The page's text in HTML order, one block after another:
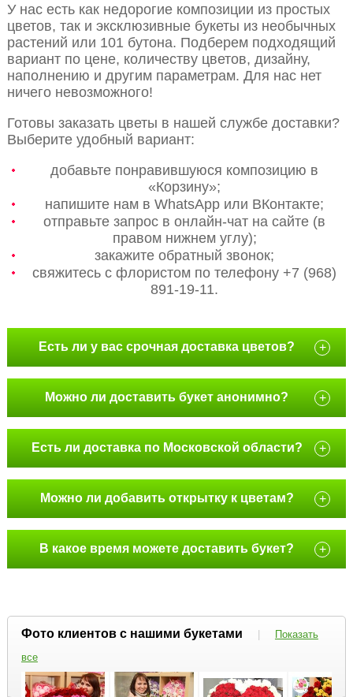
У нас есть как недорогие композиции из простых
цветов, так и эксклюзивные букеты из необычных
растений или 101 бутона. Подберем подходящий
вариант по цене, количеству цветов, дизайну,
наполнению и другим параметрам. Для нас нет
ничего невозможного!
Готовы заказать цветы в нашей службе доставки?
Выберите удобный вариант:
добавьте понравившуюся композицию в
«Корзину»;
напишите нам в WhatsApp или ВКонтакте;
отправьте запрос в онлайн-чат на сайте (в
правом нижнем углу);
закажите обратный звонок;
свяжитесь с флористом по телефону +7 (968)
891-19-11.
Есть ли у вас срочная доставка цветов? +
Можно ли доставить букет анонимно? +
Есть ли доставка по Московской области? +
Можно ли добавить открытку к цветам? +
В какое время можете доставить букет? +
Фото клиентов с нашими букетами |
Показать
все